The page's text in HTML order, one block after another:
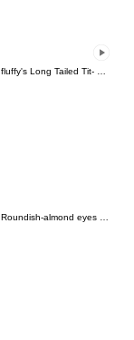
Roundish-almond eyes girl